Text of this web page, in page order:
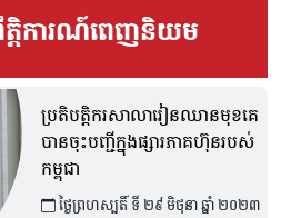
ត្តិការណ៍ពេញនិយម
ប្រតិបត្តិករសាលារៀនឈានមុខគេ
បានចុះបញ្ជីក្នុងផ្សារភាគហ៊ុនរបស់
កម្ពុជា
ថ្ងៃព្រហស្បតិ៍ ទី ២៩ មិថុនា ឆ្នាំ ២០២៣